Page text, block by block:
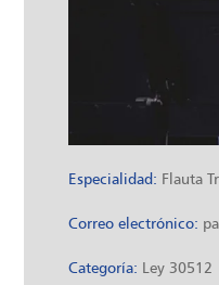
Especialidad: Flauta
Correo electrónico:
Categoría: Ley 30512